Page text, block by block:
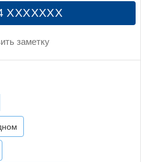
XXXXXXX
заметку